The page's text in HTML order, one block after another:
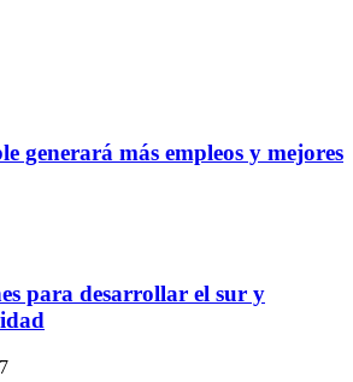
generará más empleos y mejores
para desarrollar el sur y